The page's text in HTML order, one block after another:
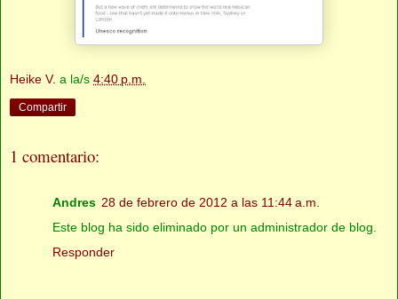
Heike V. a la/s 4:40 p.m.
Compartir
1 comentario:
Andres 28 de febrero de 2012 a las 11:44 a.m.
Este blog ha sido eliminado por un administrador de blog.
Responder